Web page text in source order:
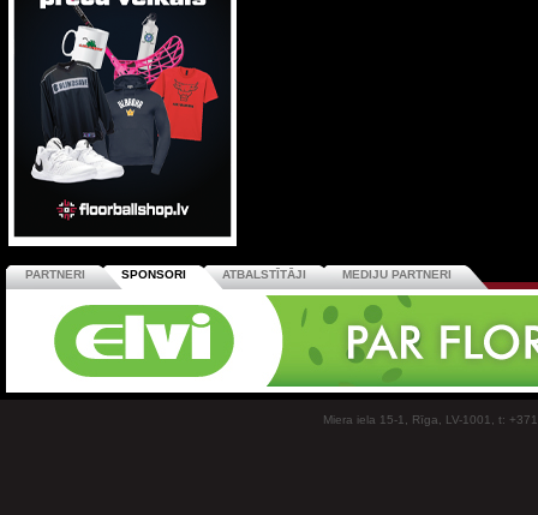
PARTNERI SPONSORI ATBALSTĪTĀJI MEDIJU PARTNERI
Miera iela 15-1, Rīga, LV-1001, t: